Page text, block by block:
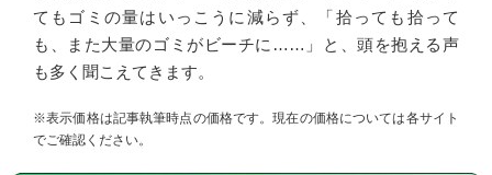
てもゴミの量はいっこうに減らず、「拾っても拾って
も、また大量のゴミがビーチに……」と、頭を抱える声
も多く聞こえてきます。
※表示価格は記事執筆時点の価格です。現在の価格については各サイト
でご確認ください。